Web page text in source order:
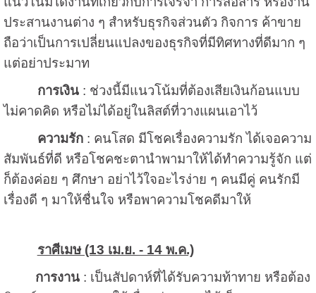
ประสานงานต่าง ๆ สำหรับธุรกิจส่วนตัว กิจการ ค้าขาย
ถือว่าเป็นการเปลี่ยนแปลงของธุรกิจที่มีทิศทางที่ดีมาก ๆ
แต่อย่าประมาท
การเงิน: ช่วงนี้มีแนวโน้มที่ต้องเสียเงินก้อนแบบ
ไม่คาดคิด หรือไม่ได้อยู่ในลิสต์ที่วางแผนเอาไว้
ความรัก: คนโสด มีโชคเรื่องความรัก ได้เจอความ
สัมพันธ์ที่ดี หรือโชคชะตานำพามาให้ได้ทำความรู้จัก แต่
ก็ต้องค่อย ๆ ศึกษา อย่าไว้ใจอะไรง่าย ๆ คนมีคู่ คนรักมี
เรื่องดี ๆ มาให้ชื่นใจ หรือพาความโชคดีมาให้
ราศีเมษ (13 เม.ย. - 14 พ.ค.)
การงาน: เป็นสัปดาห์ที่ได้รับความท้าทาย หรือต้อง